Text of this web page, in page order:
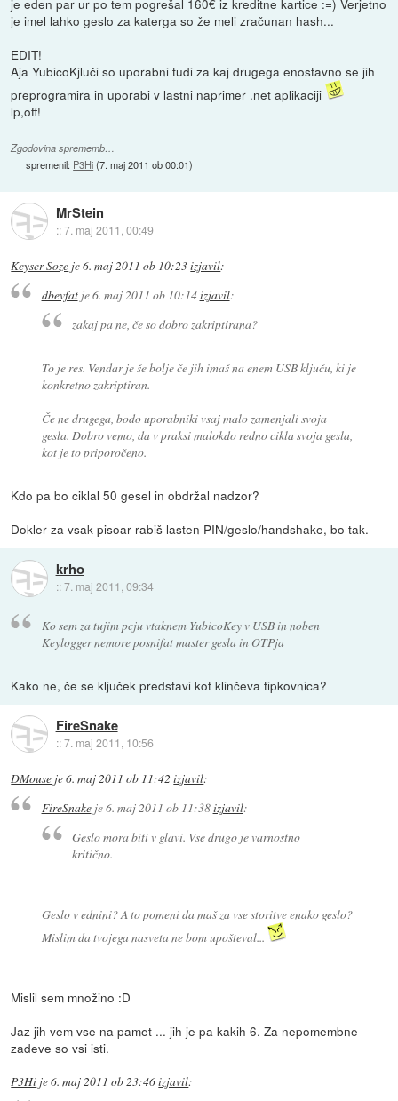
je imel lahko geslo za katerga so že meli zračunan hash...
EDIT!
Aja YubicoKjluči so uporabni tudi za kaj drugega enostavno se jih
preprogramira in uporabi v lastni naprimer .net aplikaciji
lp,off!
Zgodovina sprememb…
spremenil: P3Hi(7. maj 2011 ob 00:01)
MrStein
::7. maj 2011, 00:49
Keyser Soze je6. maj 2011 ob 10:23izjavil:
dbevfatje6. maj 2011 ob 10:14izjavil:
zakaj pa ne, če so dobro zakriptirana?
To je res. Vendar je še bolje če jih imaš na enem USB ključu, ki je
konkretno zakriptiran.
Če ne drugega, bodo uporabniki vsaj malo zamenjali svoja
gesla. Dobro vemo, da v praksi malokdo redno cikla svoja gesla,
kot je to priporočeno.
Kdo pa bo ciklal 50 gesel in obdržal nadzor?
Dokler za vsak pisoar rabiš lasten PIN/geslo/handshake, bo tak.
krho
::7. maj 2011, 09:34
Ko sem za tujim pcju vtaknem YubicoKey v USB in noben
Keylogger nemore posnifat master gesla in OTPja
Kako ne, če se ključek predstavi kot klinčeva tipkovnica?
FireSnake
::7. maj 2011, 10:56
DMouse je6. maj 2011 ob 11:42 izjavil:
FireSnakeje6. maj 2011 ob 11:38izjavil:
Geslo mora biti v glavi. Vse drugo je varnostno
kritično.
Geslo v ednini? A to pomeni da maš za vse storitve enako geslo?
Mislim da tvojega nasveta ne bom upošteval...
Mislil sem množino :D
Jaz jih vem vse na pamet ... jih je pa kakih 6. Za nepomembne
zadeve so vsi isti.
P3Hi je6. maj 2011 ob 23:46izjavil: